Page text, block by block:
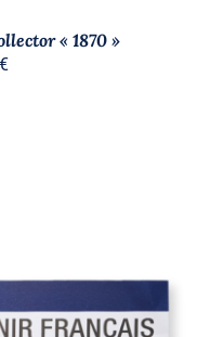
« 1870 »
€
/